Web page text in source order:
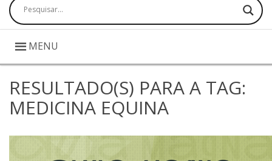
Pesquisar
MENU
RESULTADO(S) PARA A TAG:
MEDICINA EQUINA